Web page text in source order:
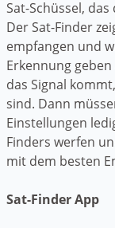
Sat-Schüssel,
Der Sat-Finder
empfangen und
Erkennung
das Signal
sind. Dann
Einstellungen
Finders werfen
mit dem besten
Sat-Finder App